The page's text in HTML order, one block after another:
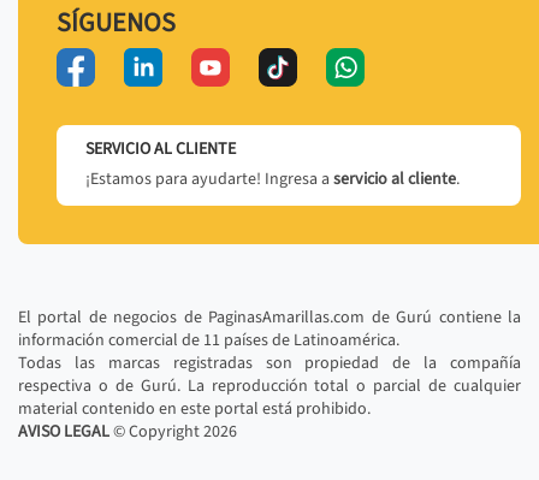
SÍGUENOS
SERVICIO AL CLIENTE
¡Estamos para ayudarte! Ingresa a servicio al cliente.
El portal de negocios de PaginasAmarillas.com de Gurú contiene la
información comercial de 11 países de Latinoamérica.
Todas las marcas registradas son propiedad de la compañía
respectiva o de Gurú. La reproducción total o parcial de cualquier
material contenido en este portal está prohibido.
AVISO LEGAL© Copyright2026